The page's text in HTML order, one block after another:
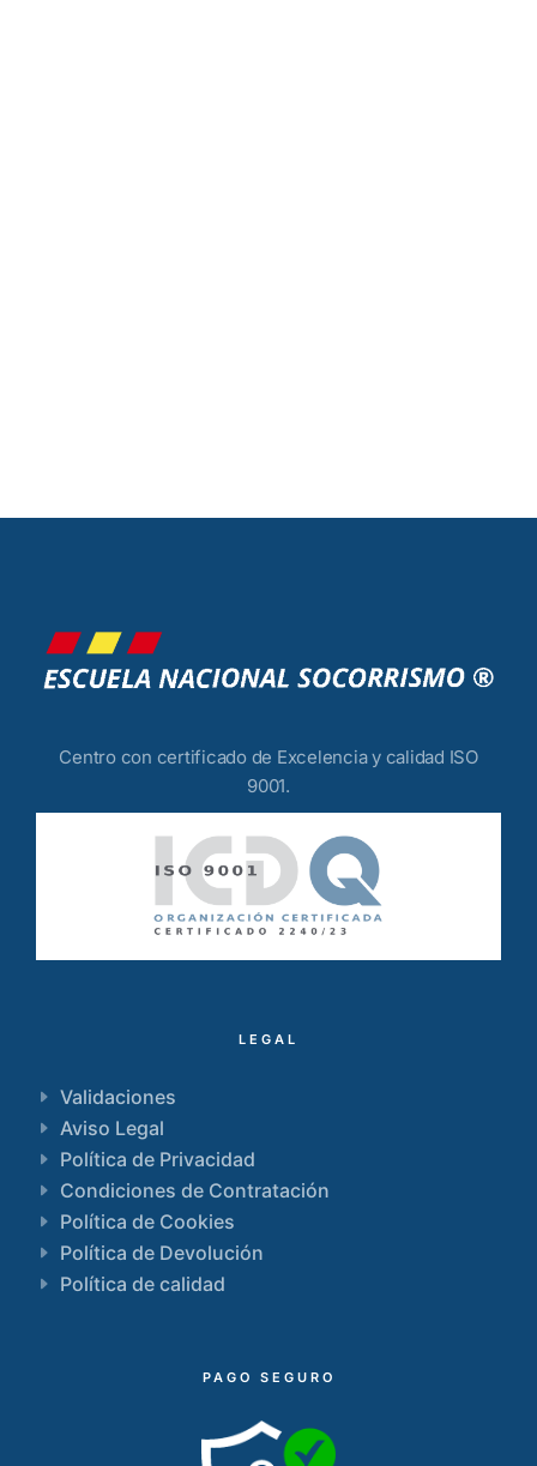
Centro con certificado de Excelencia y calidad ISO
9001.
LEGAL
Validaciones
Aviso Legal
Política de Privacidad
Condiciones de Contratación
Política de Cookies
Política de Devolución
Política de calidad
PAGO SEGURO